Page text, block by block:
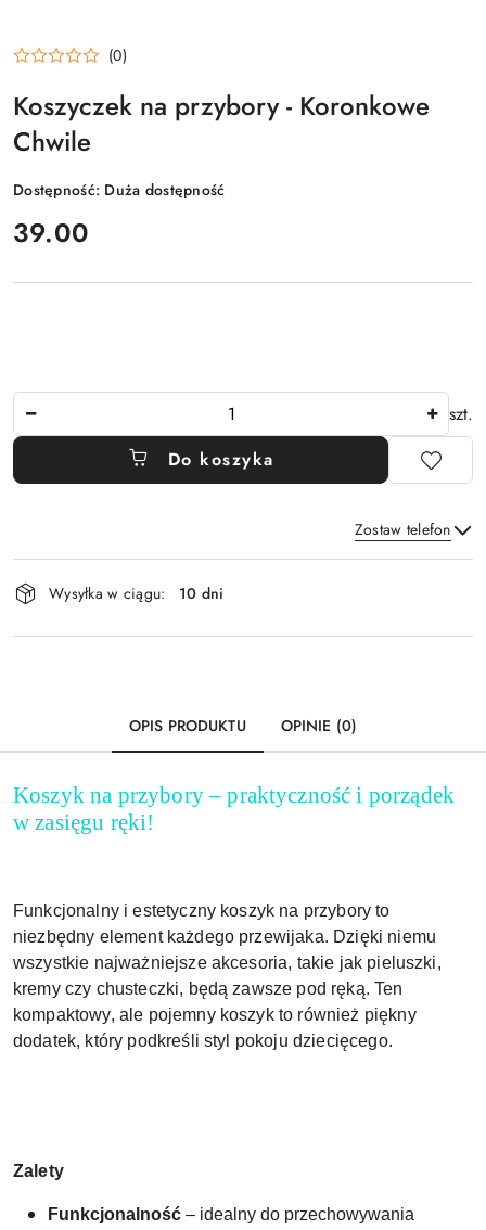
(0)
Koszyczek na przybory - Koronkowe
Chwile
Dostępność: Duża dostępność
cena:
39.00
szt.
Do koszyka
Zostaw telefon
Dostępność
i
dostawa
Wysyłka w ciągu: 10 dni
OPIS PRODUKTU OPINIE (0)
Koszyk na przybory – praktyczność i porządek
w zasięgu ręki!
Funkcjonalny i estetyczny koszyk na przybory to
niezbędny element każdego przewijaka. Dzięki niemu
wszystkie najważniejsze akcesoria, takie jak pieluszki,
kremy czy chusteczki, będą zawsze pod ręką. Ten
kompaktowy, ale pojemny koszyk to również piękny
dodatek, który podkreśli styl pokoju dziecięcego.
Zalety
Funkcjonalność – idealny do przechowywania